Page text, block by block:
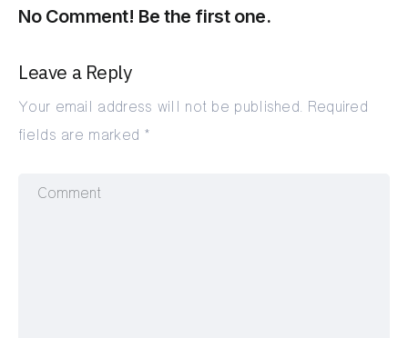
No Comment! Be the first one.
Leave a Reply
Your email address will not be published. Required
fields are marked *